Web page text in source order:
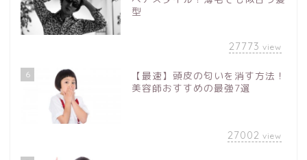
型
27773 view
6
【最速】頭皮の匂いを消す方法！
美容師おすすめの最強7選
27002 view